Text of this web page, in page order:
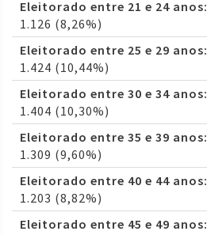
Eleitorado entre 21 e 24 anos:
1.126 (8,26%)
Eleitorado entre 25 e 29 anos:
1.424 (10,44%)
Eleitorado entre 30 e 34 anos:
1.404 (10,30%)
Eleitorado entre 35 e 39 anos:
1.309 (9,60%)
Eleitorado entre 40 e 44 anos:
1.203 (8,82%)
Eleitorado entre 45 e 49 anos: